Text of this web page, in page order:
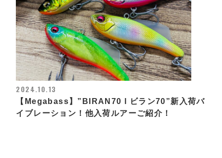
2024.10.13
【Megabass】”BIRAN70 l ビラン70”新入荷バ
イブレーション！他入荷ルアーご紹介！